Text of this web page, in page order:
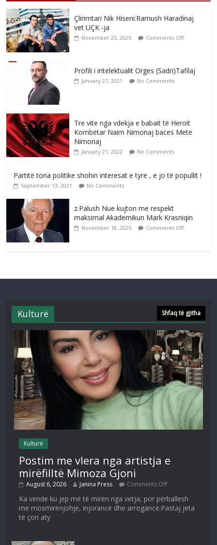
Çlirimtari Nik Hiseni:Ramush Haradinaj
vet UÇK -ja
November 23, 2025 Comments Off
Profili i intelektualit Orges (Sadri)Tafilaj
January 27, 2021 No Comments
Tre vite nga vdekja e babait të Heroit
Kombëtar Naim Nimonaj baces Metë
Nimonaj
January 21, 2022 No Comments
Partitë tona politike shohin interesat e tyre , e jo të popullit !
September 13, 2021 No Comments
z.Palush Nue kujton me respekt
maksimal Akademikun Mark Krasniqin
November 18, 2025 Comments Off
Kulturë Shfaq të gjitha
Kulturë
Postim me vlera nga artistja e
mirëfilltë Mimoza Gjoni
August 6, 2026 Janina Press Comments Off
Ka vende ku jep më të mirën nga vetja, por përballesh
me mosmirënjohje, injorancë dhe arrogancë.Pastaj jeta
të çon aty